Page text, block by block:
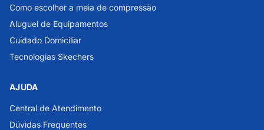
Como escolher a meia de compressão
Aluguel de Equipamentos
Cuidado Domiciliar
Tecnologias Skechers
AJUDA
Central de Atendimento
Dúvidas Frequentes